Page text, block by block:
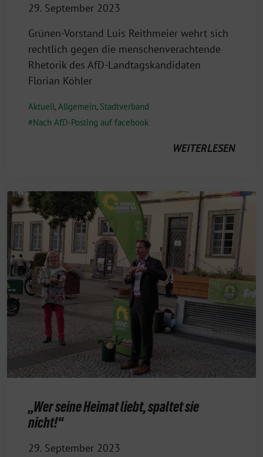
29. September 2023
Grünen-Vorstand Luis Reithmeier wehrt sich
rechtlich gegen die menschenverachtende
Rhetorik des AfD-Landtagskandidaten
Florian Köhler
Aktuell,Allgemein, Stadtverband
Nach AfD-Posting auf facebook
WEITERLESEN
„Wer seine Heimat liebt, spaltet sie
nicht!“
29. September 2023